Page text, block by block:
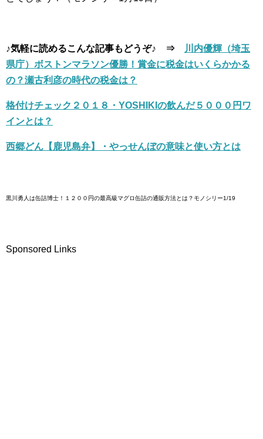
♪気軽に読めるこんな記事もどうぞ♪ ⇒
川内優輝（埼玉
県庁）ボストンマラソン優勝！賞金に税金はいくらかかる
の？瀬古利彦の時代の税金は？
格付けチェック２０１８・YOSHIKIの飲んだ５０００円ワ
インとは？
西郷どん【鹿児島弁】・やっせんぼの意味と使い方とは
黒川勇人は缶詰博士！１２００円の最高級マグロ缶詰の通販方法とは？モノシリー1/19
Sponsored Links